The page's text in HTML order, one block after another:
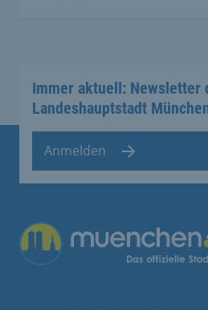
Immer aktuell: Newsletter
Landeshauptstadt
Anmelden